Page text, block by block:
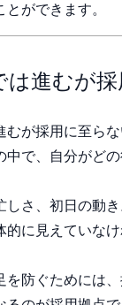
とができます。
は進むが
むが採用に至ら
中で、自分がど
さ、初日の動き
的に見えていな
を防ぐためには